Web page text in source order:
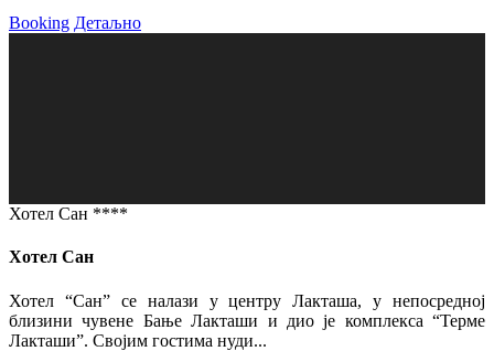
Booking Детаљно
Хотел Сан ****
Хотел Сан
Хотел “Сан” се налази у центру Лакташа, у непосредној
близини чувене Бање Лакташи и дио је комплекса “Терме
Лакташи”. Својим гостима нуди...